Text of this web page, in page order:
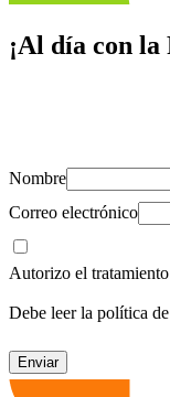
¡Al día con
Nombre
Correo electrónico
Autorizo el
Debe leer la política